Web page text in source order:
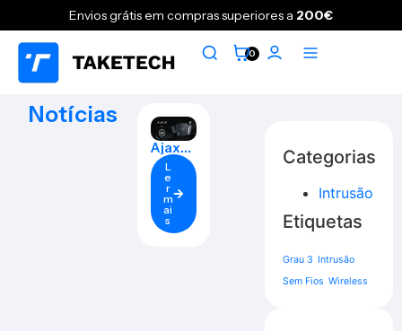
Envios grátis em compras superiores a 200€
0
Notícias
Ajax
Syste
ms
Grau 3
L
e
r
m
ai
s
Categorias
Intrusão
Etiquetas
Grau 3 Intrusão
Sem Fios Wireless